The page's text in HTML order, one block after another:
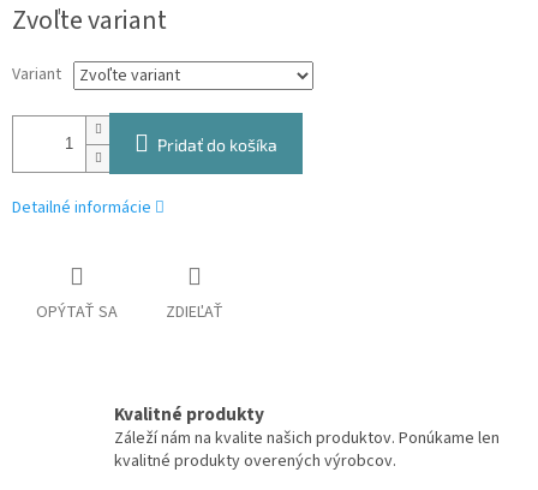
cena:
Zvoľte variant
Variant
Pridať do košíka
Detailné informácie
OPÝTAŤ SA ZDIEĽAŤ
Kvalitné produkty
Záleží nám na kvalite našich produktov. Ponúkame len
kvalitné produkty overených výrobcov.